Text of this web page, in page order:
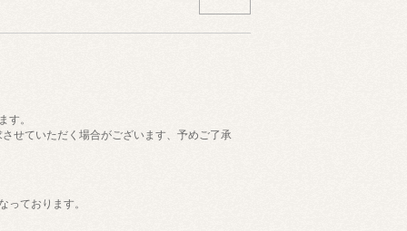
す。
せていただく場合がございます、予めご了承
っております。